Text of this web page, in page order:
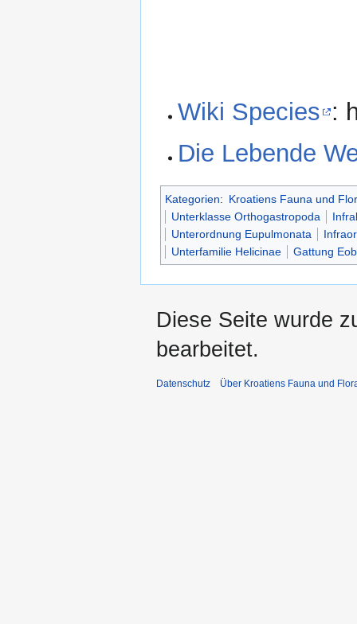
Wiki Species :
Die Lebende
Kategorien: Kroatiens Fauna und
Unterklasse Orthogastropoda
Unterordnung Eupulmonata
Unterfamilie Helicinae
Gattung
Diese Seite wurde
bearbeitet.
Datenschutz Über Kroatiens Fauna und